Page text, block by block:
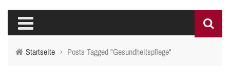
Startseite › Posts Tagged "Gesundheitspflege"